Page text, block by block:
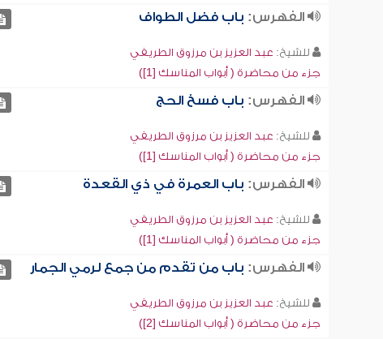
الفهرس: باب فضل الطواف
للشيخ: عبد العزيز بن مرزوق الطريفي
جزء من محاضرة ( أبواب المناسك [1])
الفهرس: باب فسخ الحج
للشيخ: عبد العزيز بن مرزوق الطريفي
جزء من محاضرة ( أبواب المناسك [1])
الفهرس: باب العمرة في ذي القعدة
للشيخ: عبد العزيز بن مرزوق الطريفي
جزء من محاضرة ( أبواب المناسك [1])
الفهرس: باب من تقدم من جمع لرمي الجمار
للشيخ: عبد العزيز بن مرزوق الطريفي
جزء من محاضرة ( أبواب المناسك [2])